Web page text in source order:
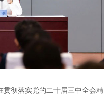
彻落实党的二十届三中全会精